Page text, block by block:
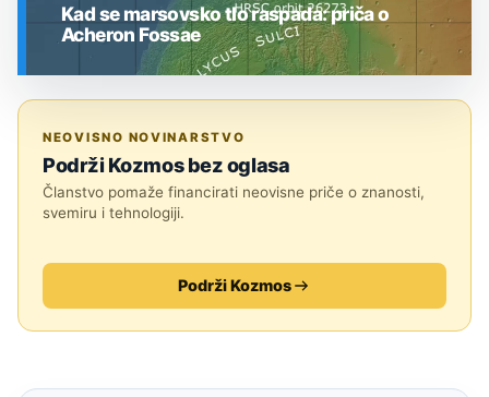
Kad se marsovsko tlo raspada: priča o
Acheron Fossae
NEOVISNO NOVINARSTVO
Podrži Kozmos bez oglasa
Članstvo pomaže financirati neovisne priče o znanosti,
svemiru i tehnologiji.
Podrži Kozmos